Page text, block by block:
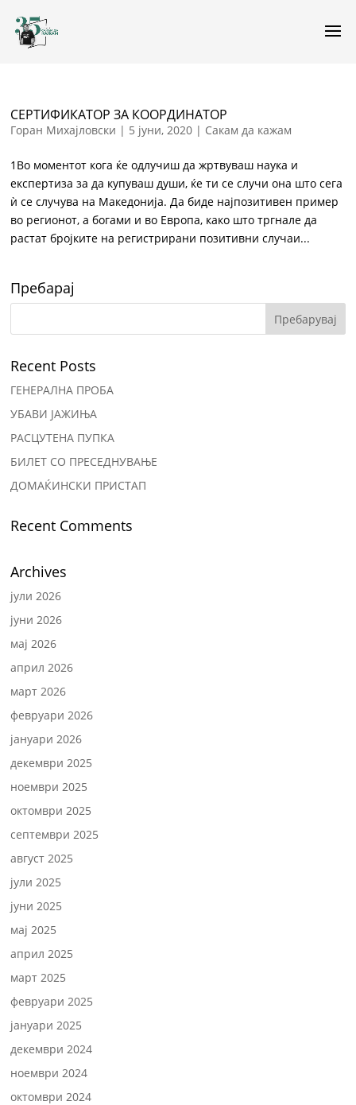
СЕРТИФИКАТОР ЗА КООРДИНАТОР
Горан Михајловски | 5 јуни, 2020 | Сакам да кажам
1Во моментот кога ќе одлучиш да жртвуваш наука и
експертиза за да купуваш души, ќе ти се случи она што сега
ѝ се случува на Македонија. Да биде најпозитивен пример
во регионот, а богами и во Европа, како што тргнале да
растат бројките на регистрирани позитивни случаи...
Пребарај
Recent Posts
ГЕНЕРАЛНА ПРОБА
УБАВИ ЈАЖИЊА
РАСЦУТЕНА ПУПКА
БИЛЕТ СО ПРЕСЕДНУВАЊЕ
ДОМАЌИНСКИ ПРИСТАП
Recent Comments
Archives
јули 2026
јуни 2026
мај 2026
април 2026
март 2026
февруари 2026
јануари 2026
декември 2025
ноември 2025
октомври 2025
септември 2025
август 2025
јули 2025
јуни 2025
мај 2025
април 2025
март 2025
февруари 2025
јануари 2025
декември 2024
ноември 2024
октомври 2024